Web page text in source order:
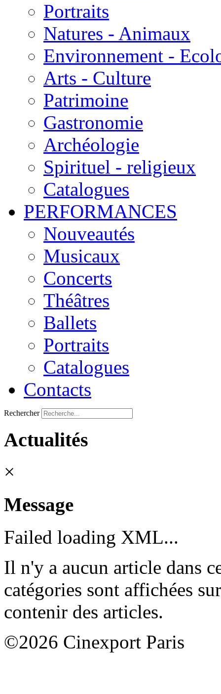
Portraits
Natures - Animaux
Environnement -
Arts - Culture
Patrimoine
Gastronomie
Archéologie
Spirituel - religieux
Catalogues
PERFORMANCES
Nouveautés
Musicaux
Concerts
Théâtres
Ballets
Portraits
Catalogues
Contacts
Rechercher
Actualités
×
Message
Failed loading XML...
Il n'y a aucun article dans
catégories sont affichées
contenir des articles.
©2026 Cinexport Paris